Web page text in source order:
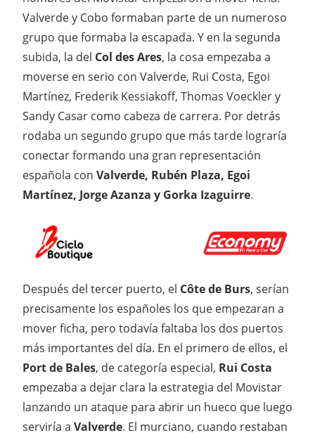
Valverde y Cobo formaban parte de un numeroso
grupo que formaba la escapada. Y en la segunda
subida, la del Col des Ares, la cosa empezaba a
moverse en serio con Valverde, Rui Costa, Egoi
Martínez, Frederik Kessiakoff, Thomas Voeckler y
Sandy Casar como cabeza de carrera. Por detrás
rodaba un segundo grupo que más tarde lograría
conectar formando una gran representación
española con Valverde, Rubén Plaza, Egoi
Martínez, Jorge Azanza y Gorka Izaguirre.
Después del tercer puerto, el Côte de Burs, serían
precisamente los españoles los que empezaran a
mover ficha, pero todavía faltaba los dos puertos
más importantes del día. En el primero de ellos, el
Port de Bales, de categoría especial, Rui Costa
empezaba a dejar clara la estrategia del Movistar
lanzando un ataque para abrir un hueco que luego
serviría a Valverde. El murciano, cuando restaban